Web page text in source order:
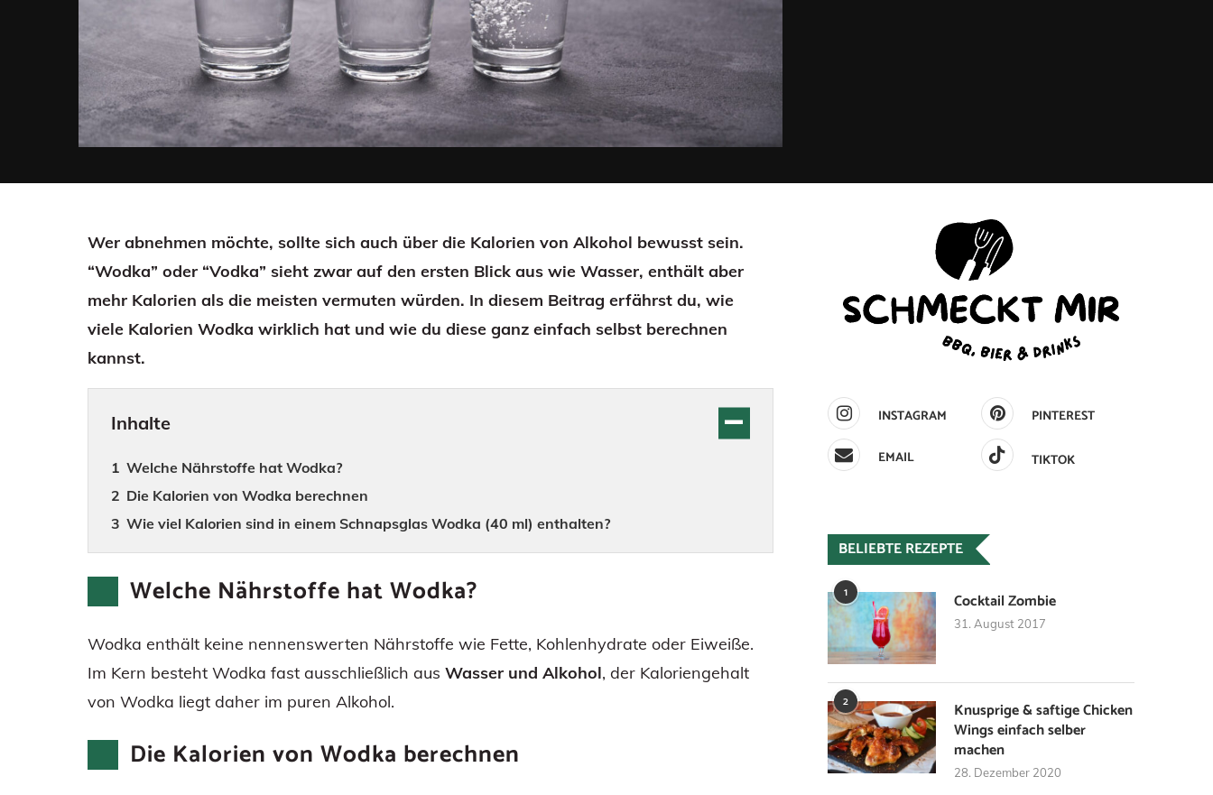
Wer abnehmen möchte, sollte sich auch über die Kalorien von Alkohol bewusst sein.
“Wodka” oder “Vodka” sieht zwar auf den ersten Blick aus wie Wasser, enthält aber
mehr Kalorien als die meisten vermuten würden. In diesem Beitrag erfährst du, wie
viele Kalorien Wodka wirklich hat und wie du diese ganz einfach selbst berechnen
kannst.
Inhalte
Welche Nährstoffe hat Wodka?
Die Kalorien von Wodka berechnen
Wie viel Kalorien sind in einem Schnapsglas Wodka (40 ml) enthalten?
Welche Nährstoffe hat Wodka?
Wodka enthält keine nennenswerten Nährstoffe wie Fette, Kohlenhydrate oder Eiweiße.
Im Kern besteht Wodka fast ausschließlich aus Wasser und Alkohol, der Kaloriengehalt
von Wodka liegt daher im puren Alkohol.
Die Kalorien von Wodka berechnen
INSTAGRAM
PINTEREST
EMAIL
TIKTOK
BELIEBTE REZEPTE
1 Cocktail Zombie
31. August 2017
2
Knusprige & saftige Chicken
Wings einfach selber
machen
28. Dezember 2020